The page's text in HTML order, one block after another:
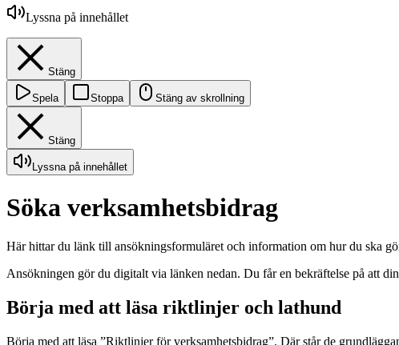
Lyssna på innehållet
Stäng
Spela Stoppa Stäng av skrollning
Stäng
Lyssna på innehållet
Söka verksamhetsbidrag
Här hittar du länk till ansökningsformuläret och information om hur du ska
Ansökningen gör du digitalt via länken nedan. Du får en bekräftelse på att
Börja med att läsa riktlinjer och lathund
Börja med att läsa ”Riktlinjer för verksamhetsbidrag”. Där står de